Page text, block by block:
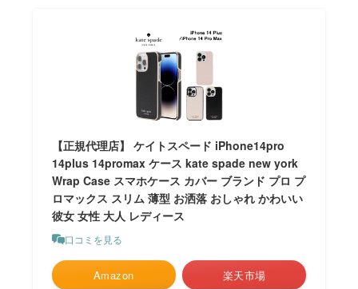
【正規代理店】 ケイトスペード iPhone14pro
14plus 14promax ケース kate spade new york
Wrap Case スマホケース カバー ブランド プロ プ
ロマックス スリム 薄型 お洒落 おしゃれ かわいい
彼女 女性 大人 レディース
口コミを見る
Amazon 楽天市場